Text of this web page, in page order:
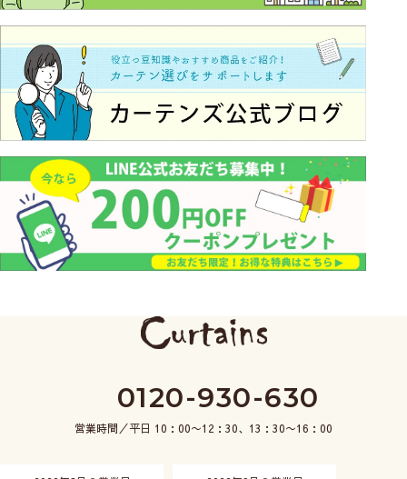
0120-930-630
営業時間／平日 10：00〜12：30、13：30〜16：00